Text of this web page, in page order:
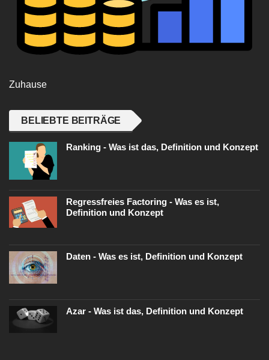
Zuhause
BELIEBTE BEITRÄGE
Ranking - Was ist das, Definition und Konzept
Regressfreies Factoring - Was es ist,
Definition und Konzept
Daten - Was es ist, Definition und Konzept
Azar - Was ist das, Definition und Konzept